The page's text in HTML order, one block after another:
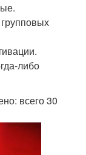
либо
всего 30